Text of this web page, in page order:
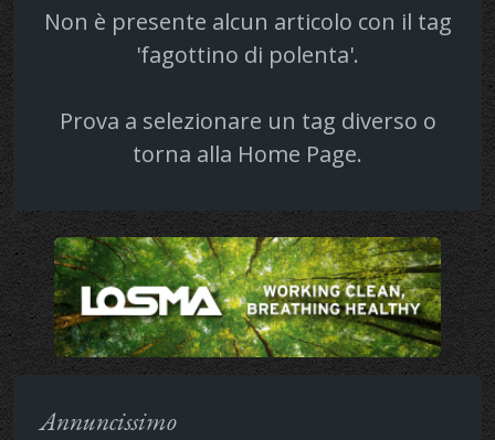
Non è presente alcun articolo con il tag
'fagottino di polenta'.
Prova a selezionare un tag diverso o
torna alla Home Page.
Annuncissimo